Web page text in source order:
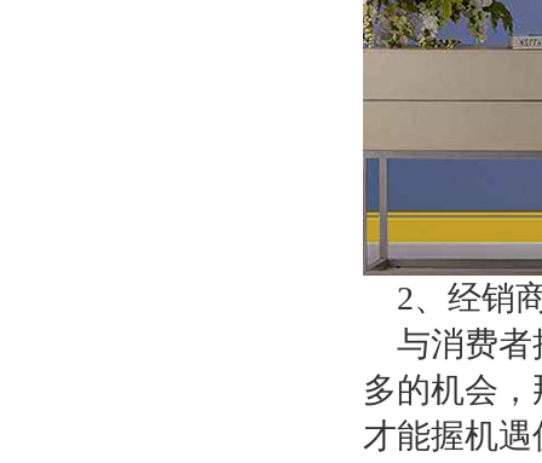
2、经销
与消费者
多的机会
才能握机